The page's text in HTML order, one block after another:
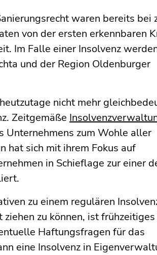
waren bereits bei
von der ersten erkennbaren
Im Falle einer Insolvenz
und der Region Oldenburger
nicht mehr
Zeitgemäße
Unternehmens zum Wohle aller
hat sich mit ihrem Fokus auf
in Schieflage zur einer
zu einem regulären
zu können, ist frühzeitiges
Haftungsfragen für das
eine Insolvenz in